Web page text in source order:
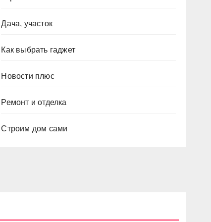
Дача, участок
Как выбрать гаджет
Новости плюс
Ремонт и отделка
Строим дом сами